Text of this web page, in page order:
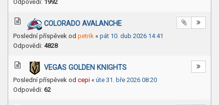
Odpovědi: 1992
COLORADO AVALANCHE
Poslední příspěvek od petrik « pát 10. dub 2026 14:41
Odpovědi: 4828
VEGAS GOLDEN KNIGHTS
Poslední příspěvek od cepi « úte 31. bře 2026 08:20
Odpovědi: 62